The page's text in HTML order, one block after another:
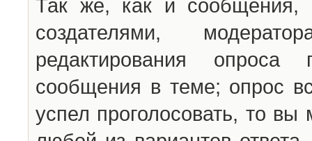
Так же, как и сообщения,
создателями,
редактирования опроса
сообщения в теме; опрос
успел проголосовать, то вы